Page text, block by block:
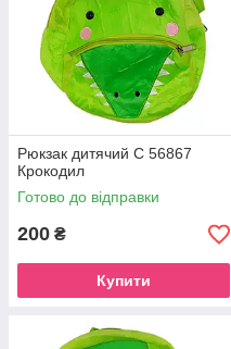
Рюкзак дитячий C 56867
Крокодил
Готово до відправки
200 ₴
Купити